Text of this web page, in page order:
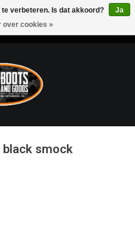
smock
verbeteren. Is dat akkoord?
Ja
over cookies »